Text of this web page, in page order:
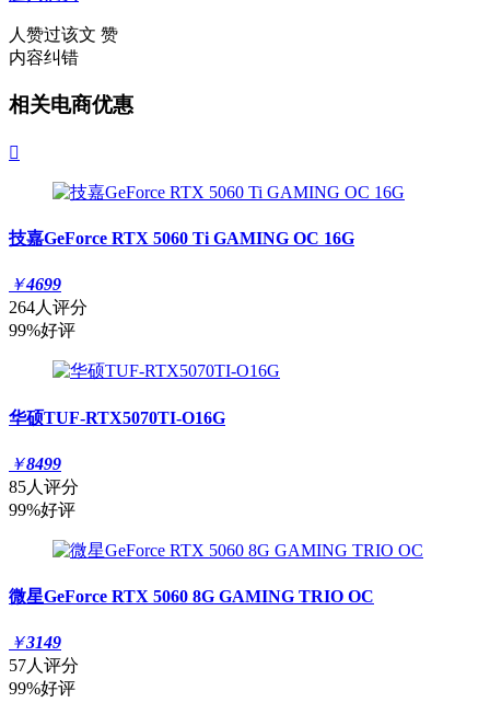
人赞过该文 赞
内容纠错
相关电商优惠

技嘉GeForce RTX 5060 Ti GAMING OC 16G
￥4699
264人评分
99%好评
华硕TUF-RTX5070TI-O16G
￥8499
85人评分
99%好评
微星GeForce RTX 5060 8G GAMING TRIO OC
￥3149
57人评分
99%好评